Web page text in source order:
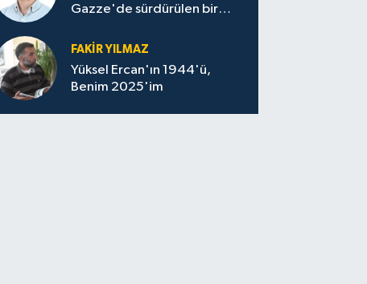
Gazze'de sürdürülen bir
FAKİR YILMAZ
Yüksel Ercan'ın 1944'ü,
Benim 2025'im